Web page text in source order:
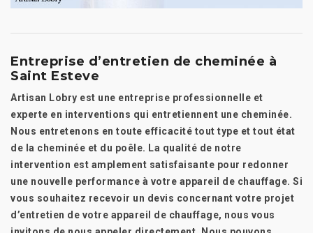
Entreprise d’entretien de cheminée à
Saint Esteve
Artisan Lobry est une entreprise professionnelle et
experte en interventions qui entretiennent une cheminée.
Nous entretenons en toute efficacité tout type et tout état
de la cheminée et du poêle. La qualité de notre
intervention est amplement satisfaisante pour redonner
une nouvelle performance à votre appareil de chauffage. Si
vous souhaitez recevoir un devis concernant votre projet
d’entretien de votre appareil de chauffage, nous vous